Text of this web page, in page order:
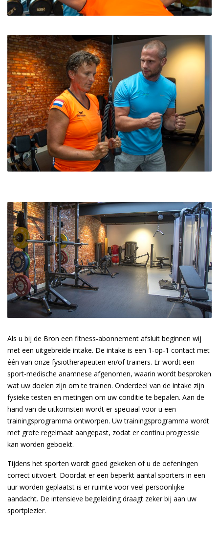
Als u bij de Bron een fitness-abonnement afsluit beginnen wij
met een uitgebreide intake. De intake is een 1-op-1 contact met
één van onze fysiotherapeuten en/of trainers. Er wordt een
sport-medische anamnese afgenomen, waarin wordt besproken
wat uw doelen zijn om te trainen. Onderdeel van de intake zijn
fysieke testen en metingen om uw conditie te bepalen. Aan de
hand van de uitkomsten wordt er speciaal voor u een
trainingsprogramma ontworpen. Uw trainingsprogramma wordt
met grote regelmaat aangepast, zodat er continu progressie
kan worden geboekt.
Tijdens het sporten wordt goed gekeken of u de oefeningen
correct uitvoert. Doordat er een beperkt aantal sporters in een
uur worden geplaatst is er ruimte voor veel persoonlijke
aandacht. De intensieve begeleiding draagt zeker bij aan uw
sportplezier.